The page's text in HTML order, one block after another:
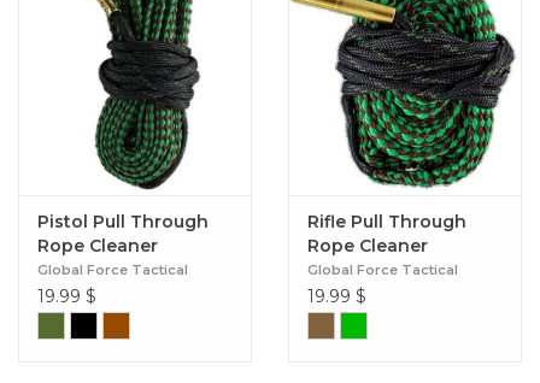
Pistol Pull Through
Rope Cleaner
Global Force Tactical
19.99 $
Rifle Pull Through
Rope Cleaner
Global Force Tactical
19.99 $